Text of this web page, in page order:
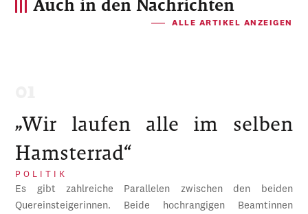
Auch in den Nachrichten
ALLE ARTIKEL ANZEIGEN
„Wir laufen alle im selben
Hamsterrad“
POLITIK
Es gibt zahlreiche Parallelen zwischen den beiden
Quereinsteigerinnen. Beide hochrangigen Beamtinnen